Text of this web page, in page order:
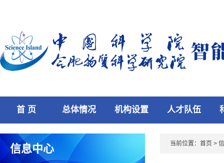
首 页 总体情况 机构设置 人才队伍
信息中心 当前位置： 首页 >